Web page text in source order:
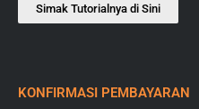
Simak Tutorialnya di Sini
KONFIRMASI PEMBAYARAN